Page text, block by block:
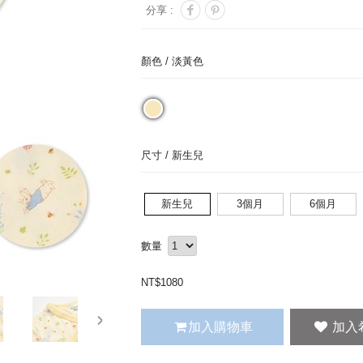
next
分享 :
顏色 / 淡黃色
尺寸 / 新生兒
新生兒 3個月 6個月
數量
NT$1080
加入購物車